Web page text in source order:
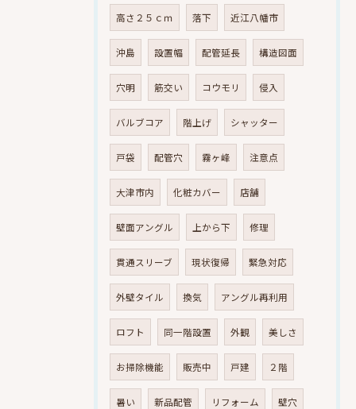
高さ２５ｃｍ 落下 近江八幡市
沖島 設置幅 配管延長 構造図面
穴明 筋交い コウモリ 侵入
バルブコア 階上げ シャッター
戸袋 配管穴 霧ヶ峰 注意点
大津市内 化粧カバー 店舗
壁面アングル 上から下 修理
貫通スリーブ 現状復帰 緊急対応
外壁タイル 換気 アングル再利用
ロフト 同一階設置 外観 美しさ
お掃除機能 販売中 戸建 ２階
暑い 新品配管 リフォーム 壁穴